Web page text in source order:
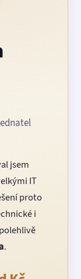
jsem
IT
proto
i
.